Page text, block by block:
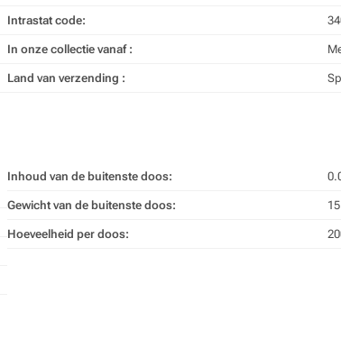
Intrastat code:
In onze collectie vanaf :
Land van verzending :
Inhoud van de buitenste doos:
Gewicht van de buitenste doos:
Hoeveelheid per doos: